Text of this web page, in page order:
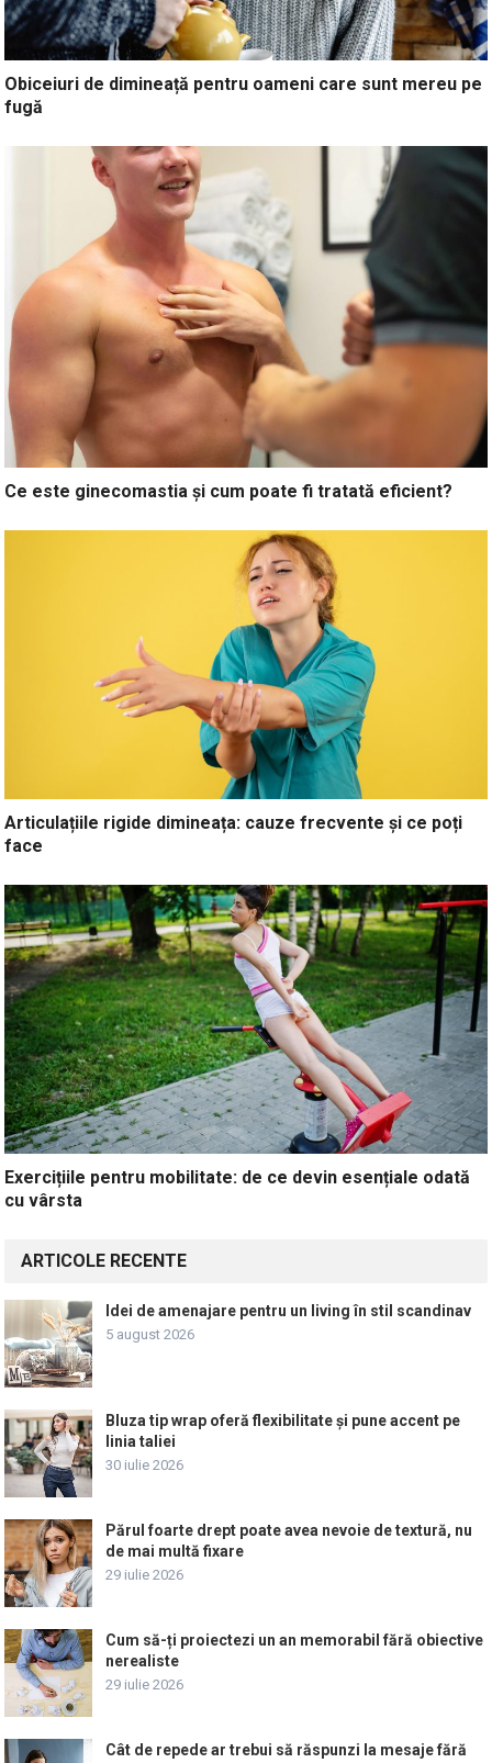
Obiceiuri de dimineață pentru oameni care sunt mereu pe
fugă
Ce este ginecomastia și cum poate fi tratată eficient?
Articulațiile rigide dimineața: cauze frecvente și ce poți
face
Exercițiile pentru mobilitate: de ce devin esențiale odată
cu vârsta
ARTICOLE RECENTE
Idei de amenajare pentru un living în stil scandinav
5 august 2026
Bluza tip wrap oferă flexibilitate și pune accent pe
linia taliei
30 iulie 2026
Părul foarte drept poate avea nevoie de textură, nu
de mai multă fixare
29 iulie 2026
Cum să-ți proiectezi un an memorabil fără obiective
nerealiste
29 iulie 2026
Cât de repede ar trebui să răspunzi la mesaje fără